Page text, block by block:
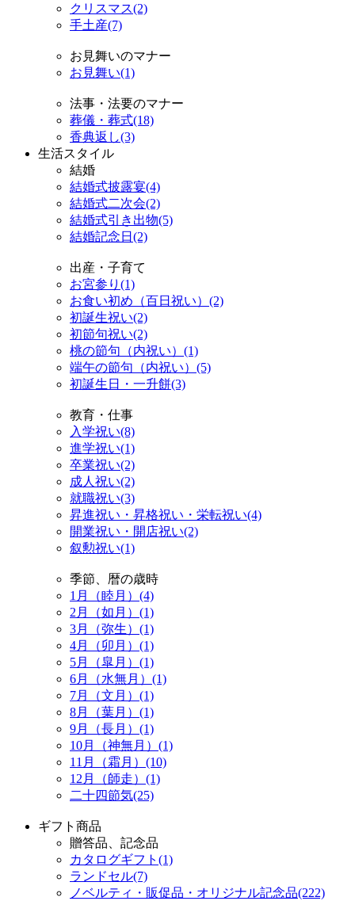
クリスマス(2)
手土産(7)
お見舞いのマナー
お見舞い(1)
法事・法要のマナー
葬儀・葬式(18)
香典返し(3)
生活スタイル
結婚
結婚式披露宴(4)
結婚式二次会(2)
結婚式引き出物(5)
結婚記念日(2)
出産・子育て
お宮参り(1)
お食い初め（百日祝い）(2)
初誕生祝い(2)
初節句祝い(2)
桃の節句（内祝い）(1)
端午の節句（内祝い）(5)
初誕生日・一升餅(3)
教育・仕事
入学祝い(8)
進学祝い(1)
卒業祝い(2)
成人祝い(2)
就職祝い(3)
昇進祝い・昇格祝い・栄転祝い(4)
開業祝い・開店祝い(2)
叙勲祝い(1)
季節、暦の歳時
1月（睦月）(4)
2月（如月）(1)
3月（弥生）(1)
4月（卯月）(1)
5月（皐月）(1)
6月（水無月）(1)
7月（文月）(1)
8月（葉月）(1)
9月（長月）(1)
10月（神無月）(1)
11月（霜月）(10)
12月（師走）(1)
二十四節気(25)
ギフト商品
贈答品、記念品
カタログギフト(1)
ランドセル(7)
ノベルティ・販促品・オリジナル記念品(222)